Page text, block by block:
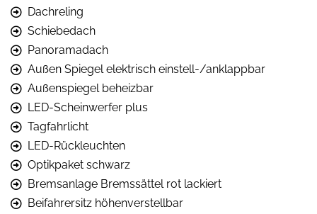
Dachreling
Schiebedach
Panoramadach
Außen Spiegel elektrisch einstell-/anklappbar
Außenspiegel beheizbar
LED-Scheinwerfer plus
Tagfahrlicht
LED-Rückleuchten
Optikpaket schwarz
Bremsanlage Bremssättel rot lackiert
Beifahrersitz höhenverstellbar